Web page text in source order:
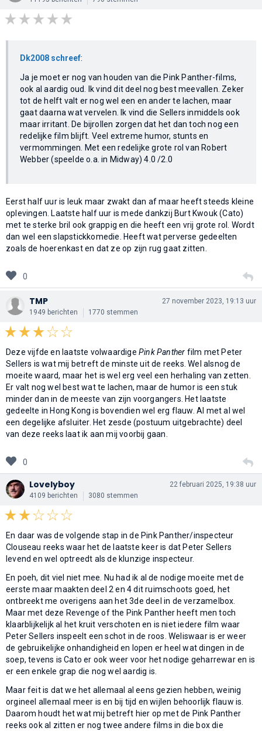
Dk2008 schreef:
Ja je moet er nog van houden van die Pink Panther-films,
ook al aardig oud. Ik vind dit deel nog best meevallen. Zeker
tot de helft valt er nog wel een en ander te lachen, maar
gaat daarna wat vervelen. Ik vind die Sellers inmiddels ook
maar irritant. De bijrollen zorgen dat het dan toch nog een
redelijke film blijft. Veel extreme humor, stunts en
vermommingen. Met een redelijke grote rol van Robert
Webber (speelde o.a. in Midway) 4.0 /2.0
Eerst half uur is leuk maar zwakt dan af maar heeft steeds kleine
oplevingen. Laatste half uur is mede dankzij Burt Kwouk (Cato)
met te sterke bril ook grappig en die heeft een vrij grote rol. Wordt
dan wel een slapstickkomedie. Heeft wat perverse gedeelten
zoals de hoerenkast en dat ze op zijn rug gaat zitten.
0
TMP
1949 berichten 1770 stemmen
27 november 2023, 19:13 uur
Deze vijfde en laatste volwaardige Pink Panther film met Peter
Sellers is wat mij betreft de minste uit de reeks. Wel alsnog de
moeite waard, maar het is wel erg veel een herhaling van zetten.
Er valt nog wel best wat te lachen, maar de humor is een stuk
minder dan in de meeste van zijn voorgangers. Het laatste
gedeelte in Hong Kong is bovendien wel erg flauw. Al met al wel
een degelijke afsluiter. Het zesde (postuum uitgebrachte) deel
van deze reeks laat ik aan mij voorbij gaan.
0
Lovelyboy
4109 berichten 3080 stemmen
22 februari 2025, 19:38 uur
En daar was de volgende stap in de Pink Panther/inspecteur
Clouseau reeks waar het de laatste keer is dat Peter Sellers
levend en wel optreedt als de klunzige inspecteur.
En poeh, dit viel niet mee. Nu had ik al de nodige moeite met de
eerste maar maakten deel 2 en 4 dit ruimschoots goed, het
ontbreekt me overigens aan het 3de deel in de verzamelbox.
Maar met deze Revenge of the Pink Panther heeft men toch
klaarblijkelijk al het kruit verschoten en is niet iedere film waar
Peter Sellers inspeelt een schot in de roos. Weliswaar is er weer
de gebruikelijke onhandigheid en lopen er heel wat dingen in de
soep, tevens is Cato er ook weer voor het nodige geharrewar en is
er een enkele grap die nog wel aardig is.
Maar feit is dat we het allemaal al eens gezien hebben, weinig
orgineel allemaal meer is en bij tijd en wijlen behoorlijk flauw is.
Daarom houdt het wat mij betreft hier op met de Pink Panther
reeks ook al zitten er nog twee andere films in die box die